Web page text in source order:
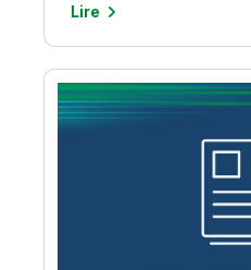
Lire